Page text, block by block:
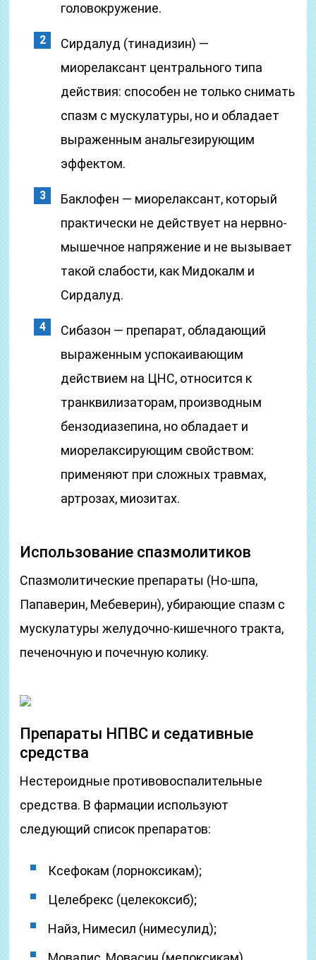
головокружение.
Сирдалуд (тинадизин) —
миорелаксант центрального типа
действия: способен не только снимать
спазм с мускулатуры, но и обладает
выраженным анальгезирующим
эффектом.
Баклофен — миорелаксант, который
практически не действует на нервно-
мышечное напряжение и не вызывает
такой слабости, как Мидокалм и
Сирдалуд.
Сибазон — препарат, обладающий
выраженным успокаивающим
действием на ЦНС, относится к
транквилизаторам, производным
бензодиазепина, но обладает и
миорелаксирующим свойством:
применяют при сложных травмах,
артрозах, миозитах.
Использование спазмолитиков
Спазмолитические препараты (Но-шпа,
Папаверин, Мебеверин), убирающие спазм с
мускулатуры желудочно-кишечного тракта,
печеночную и почечную колику.
Препараты НПВС и седативные
средства
Нестероидные противовоспалительные
средства. В фармации используют
следующий список препаратов:
Ксефокам (лорноксикам);
Целебрекс (целекоксиб);
Найз, Нимесил (нимесулид);